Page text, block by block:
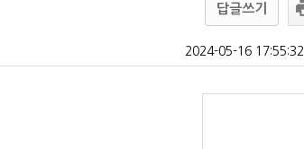
답글쓰기
2024-05-16 17:55:32